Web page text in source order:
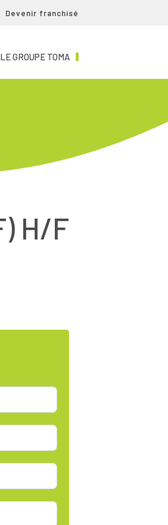
Devenir franchisé
LE GROUPE TOMA (CURRENT)
H/F